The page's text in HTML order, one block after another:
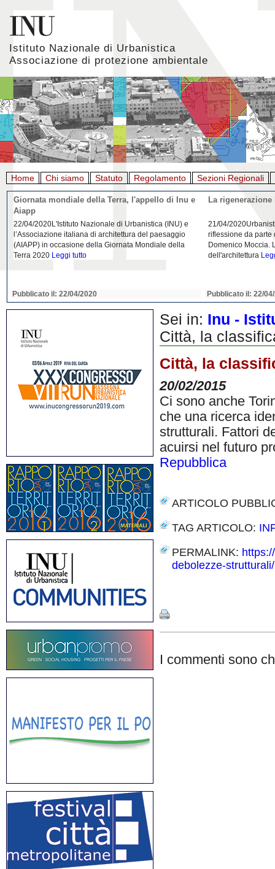
Istituto Nazionale di Urbanistica
Associazione di protezione ambientale
Home Chi siamo Statuto Regolamento Sezioni Regionali
Giornata mondiale della Terra, l'appello di Inu e
Aiapp
22/04/2020L'Istituto Nazionale di Urbanistica (INU) e
l’Associazione italiana di architettura del paesaggio
(AIAPP) in occasione della Giornata Mondiale della
Terra 2020 Leggi tutto
Pubblicato il: 22/04/2020
La
21/04/
riflessione da parte
Domenico Moccia.
dell'architettura
Pubblicato il: 22/
Sei in: Inu -
Città, la
Città, la
20/02/2015
Ci sono anche
che una ricerca
strutturali. Fattori
acuirsi nel futuro
Repubblica
ARTICOLO
TAG ARTICOLO:
PERMALINK:
debolezze-strutturali/
I commenti sono